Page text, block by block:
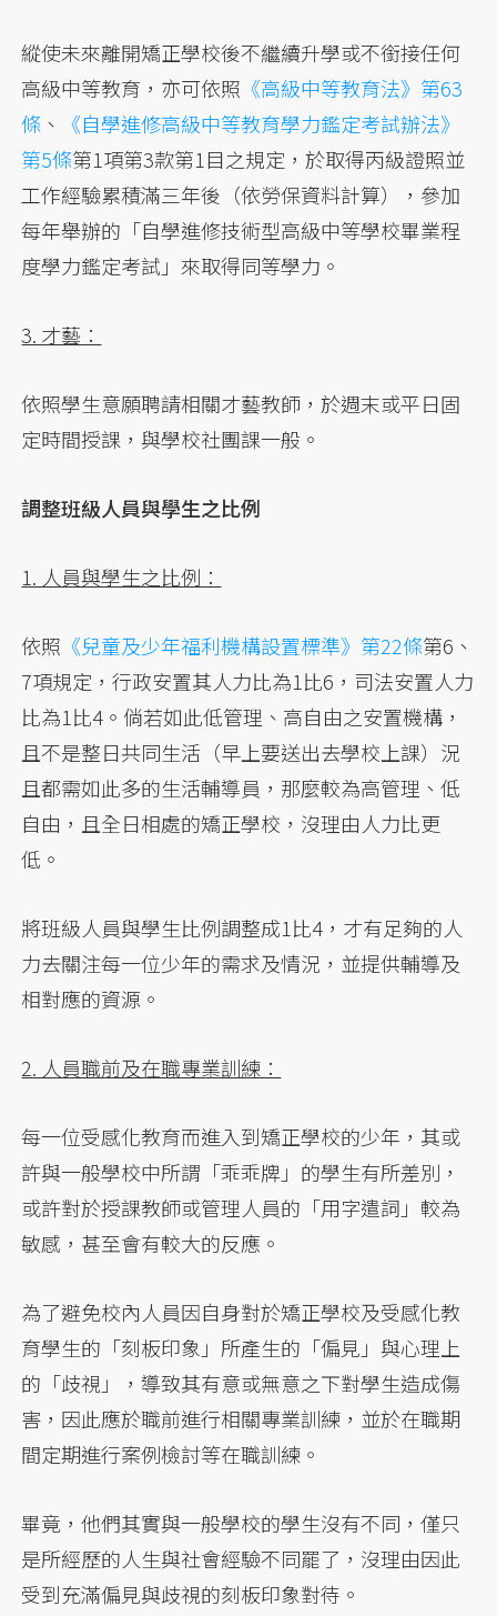
縱使未來離開矯正學校後不繼續升學或不銜接任何
高級中等教育，亦可依照 《高級中等教育法》第63
條 、 《自學進修高級中等教育學力鑑定考試辦法》
第5條第1項第3款第1目之規定，於取得丙級證照並
工作經驗累積滿三年後（依勞保資料計算），參加
每年舉辦的「自學進修技術型高級中等學校畢業程
度學力鑑定考試」來取得同等學力。
3. 才藝：
依照學生意願聘請相關才藝教師，於週末或平日固
定時間授課，與學校社團課一般。
調整班級人員與學生之比例
1. 人員與學生之比例：
依照 《兒童及少年福利機構設置標準》第22條第6、
7項規定，行政安置其人力比為1比6，司法安置人力
比為1比4。倘若如此低管理、高自由之安置機構，
且不是整日共同生活（早上要送出去學校上課）況
且都需如此多的生活輔導員，那麼較為高管理、低
自由，且全日相處的矯正學校，沒理由人力比更
低。
將班級人員與學生比例調整成1比4，才有足夠的人
力去關注每一位少年的需求及情況，並提供輔導及
相對應的資源。
2. 人員職前及在職專業訓練：
每一位受感化教育而進入到矯正學校的少年，其或
許與一般學校中所謂「乖乖牌」的學生有所差別，
或許對於授課教師或管理人員的「用字遣詞」較為
敏感，甚至會有較大的反應。
為了避免校內人員因自身對於矯正學校及受感化教
育學生的「刻板印象」所產生的「偏見」與心理上
的「歧視」，導致其有意或無意之下對學生造成傷
害，因此應於職前進行相關專業訓練，並於在職期
間定期進行案例檢討等在職訓練。
畢竟，他們其實與一般學校的學生沒有不同，僅只
是所經歷的人生與社會經驗不同罷了，沒理由因此
受到充滿偏見與歧視的刻板印象對待。